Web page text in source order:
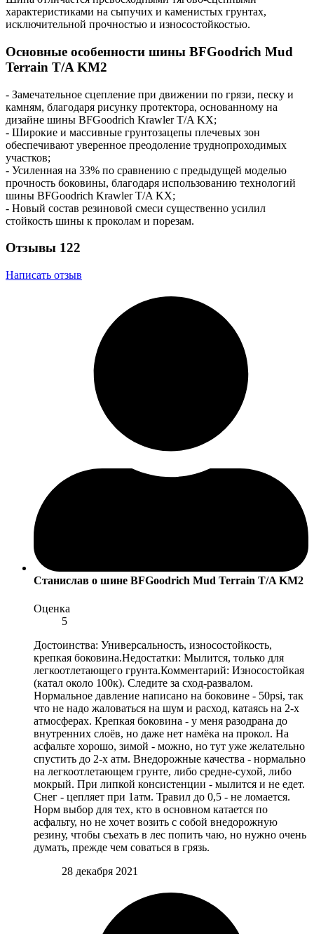
характеристиками на сыпучих и каменистых грунтах,
исключительной прочностью и износостойкостью.
Основные особенности шины BFGoodrich Mud
Terrain T/A KM2
- Замечательное сцепление при движении по грязи, песку и
камням, благодаря рисунку протектора, основанному на
дизайне шины BFGoodrich Krawler T/A KX;
- Широкие и массивные грунтозацепы плечевых зон
обеспечивают уверенное преодоление труднопроходимых
участков;
- Усиленная на 33% по сравнению с предыдущей моделью
прочность боковины, благодаря использованию технологий
шины BFGoodrich Krawler T/A KX;
- Новый состав резиновой смеси существенно усилил
стойкость шины к проколам и порезам.
Отзывы 122
Написать отзыв
Станислав о шине BFGoodrich Mud Terrain T/A KM2
Оценка
5
Достоинства: Универсальность, износостойкость,
крепкая боковина.Недостатки: Мылится, только для
легкоотлетающего грунта.Комментарий: Износостойкая
(катал около 100к). Следите за сход-развалом.
Нормальное давление написано на боковине - 50psi, так
что не надо жаловаться на шум и расход, катаясь на 2-х
атмосферах. Крепкая боковина - у меня разодрана до
внутренних слоёв, но даже нет намёка на прокол. На
асфальте хорошо, зимой - можно, но тут уже желательно
спустить до 2-х атм. Внедорожные качества - нормально
на легкоотлетающем грунте, либо средне-сухой, либо
мокрый. При липкой консистенции - мылится и не едет.
Снег - цепляет при 1атм. Травил до 0,5 - не ломается.
Норм выбор для тех, кто в основном катается по
асфальту, но не хочет возить с собой внедорожную
резину, чтобы съехать в лес попить чаю, но нужно очень
думать, прежде чем соваться в грязь.
28 декабря 2021